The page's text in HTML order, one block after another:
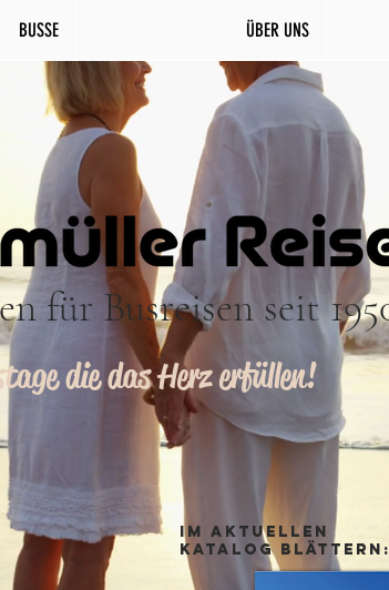
BUSSE ÜBER UNS
für Busreisen seit
die das Herz erfüllen!
IM AKTUELLEN
KATALOG